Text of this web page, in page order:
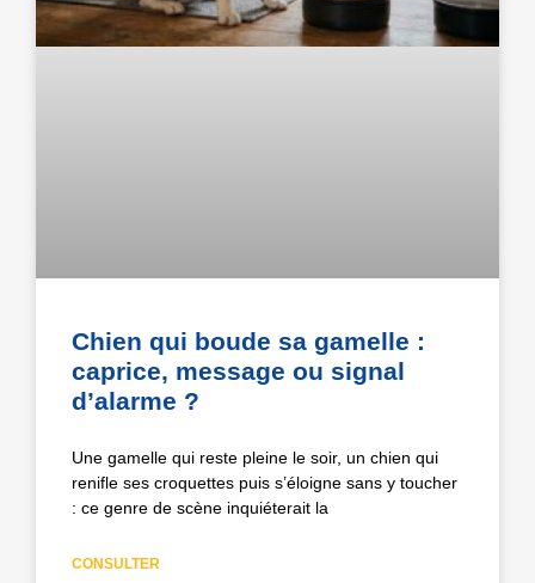
Chien qui boude sa gamelle :
caprice, message ou signal
d’alarme ?
Une gamelle qui reste pleine le soir, un chien qui
renifle ses croquettes puis s’éloigne sans y toucher
: ce genre de scène inquiéterait la
CONSULTER